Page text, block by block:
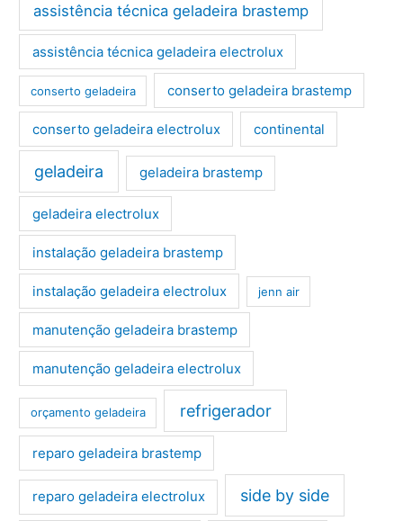
assistência técnica geladeira brastemp
assistência técnica geladeira electrolux
conserto geladeira conserto geladeira brastemp
conserto geladeira electrolux continental
geladeira geladeira brastemp
geladeira electrolux
instalação geladeira brastemp
instalação geladeira electrolux jenn air
manutenção geladeira brastemp
manutenção geladeira electrolux
orçamento geladeira refrigerador
reparo geladeira brastemp
reparo geladeira electrolux side by side